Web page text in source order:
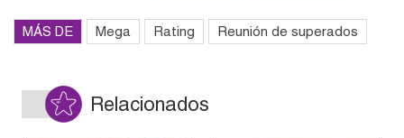
MÁS DE Mega Rating Reunión de superados
Relacionados